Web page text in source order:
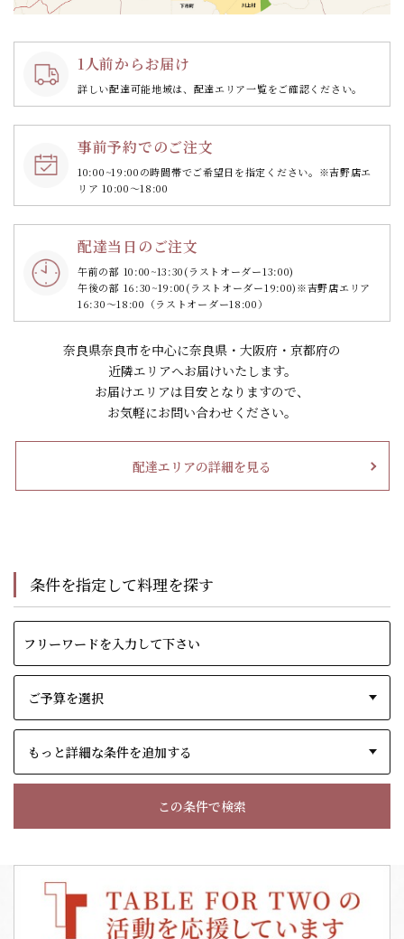
1人前からお届け
詳しい配達可能地域は、配達エリア一覧をご確認ください。
事前予約でのご注文
10:00~19:00の時間帯でご希望日を指定ください。 ※吉野店エ
リア 10:00～18:00
配達当日のご注文
午前の部 10:00~13:30(ラストオーダー13:00)
午後の部 16:30~19:00(ラストオーダー19:00)※吉野店エリア
16:30～18:00（ラストオーダー18:00）
奈良県奈良市を中心に奈良県・大阪府・京都府の
近隣エリアへお届けいたします。
お届けエリアは目安となりますので、
お気軽にお問い合わせください。
配達エリアの詳細を見る
条件を指定して料理を探す
もっと詳細な条件を追加する
この条件で検索